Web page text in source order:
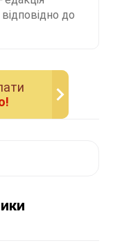
до